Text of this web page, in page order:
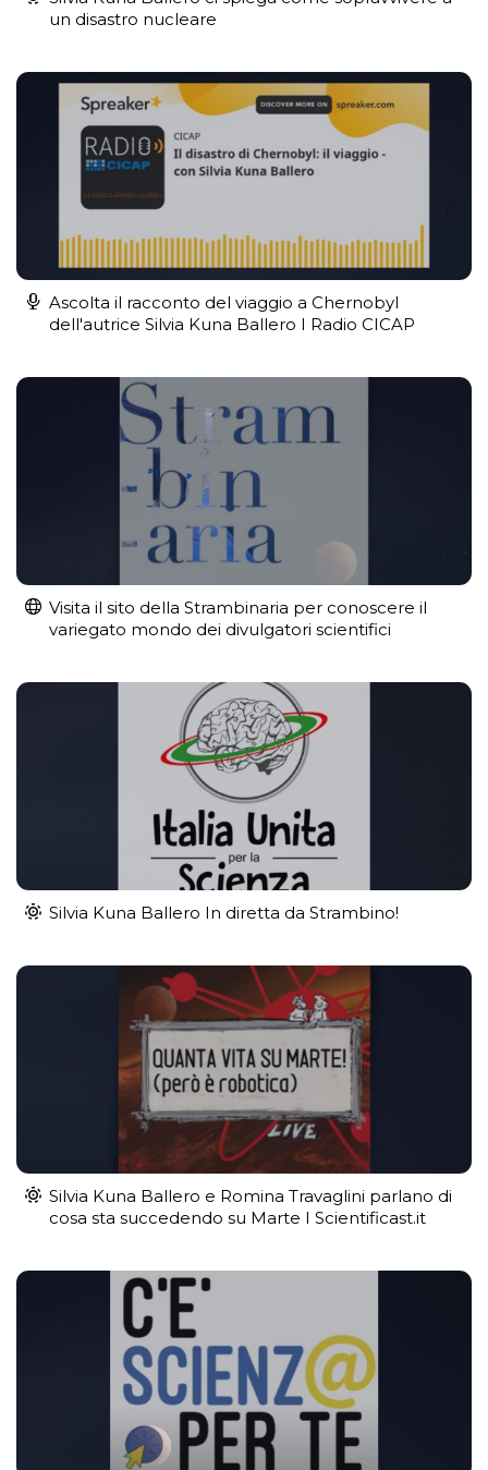
un disastro nucleare
Ascolta il racconto del viaggio a Chernobyl
dell'autrice Silvia Kuna Ballero I Radio CICAP
Visita il sito della Strambinaria per conoscere il
variegato mondo dei divulgatori scientifici
Silvia Kuna Ballero In diretta da Strambino!
Silvia Kuna Ballero e Romina Travaglini parlano di
cosa sta succedendo su Marte I Scientificast.it